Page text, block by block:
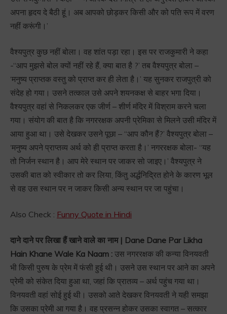
अपना हृदय दे बैठी हूं। अब आपको छोड़कर किसी और को पति रूप में वरण
नहीं करूंगी।’
वैश्यपुत्र कुछ नहीं बोला। वह शांत पड़ा रहा। इस पर राजकुमारी ने कहा
-‘‘आप मुझसे बोल क्यों नहीं रहे हैं, क्या बात है ?’ तब वैश्यपुत्र बोला –
‘मनुष्य प्राप्तक वस्तु को प्राप्त कर ही लेता है।’ यह सुनकर राजपुत्री को
संदेह हो गया। उसने तत्काल उसे अपने शयनकक्ष से बाहर भगा दिया।
वैश्यपुत्र वहां से निकलकर एक जीर्ण – शीर्ण मंदिर में विश्राम करने चला
गया। संयोग की बात है कि नगररक्षक अपनी प्रेमिका से मिलने उसी मंदिर में
आया हुआ था। उसे देखकर उसने पूछा – “आप कौन हैं?’ वैश्यपुत्र बोला –
‘मनुष्य अपने प्राप्तव्य अर्थ को ही प्राप्त करता है।’ नगररक्षक बोला- “यह
तो निर्जन स्थान है। आप मेरे स्थान पर जाकर सो जाइए।’ वैश्यपुत्र ने
उसकी बात को स्वीकार तो कर लिया, किंतु अर्द्धनिद्रित होने के कारण भूल
से वह उस स्थान पर न जाकर किसी अन्य स्थान पर जा पहुंचा।
Also Check : Funny Quote in Hindi
दाने दाने पर लिखा हैं खाने वाले का नाम | Dane Dane Par Likha
Hain Khane Wale Ka Naam : उस नगररक्षक की कन्या विनयवती
भी किसी पुरुष के प्रेम में फंसी हुई थी। उसने उस स्थान पर आने का अपने
प्रेमी को संकेत दिया हुआ था, जहां कि प्रातव्य – अर्थ पहुंच गया था।
विनयवती वहां सोई हुई थी। उसको आते देखकर विनयवती ने यही समझा
कि उसका प्रेमी आ गया है। वह प्रसन्न होकर उसका स्वागत – सत्कार